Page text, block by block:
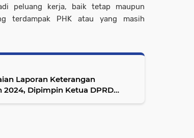
peluang kerja, baik tetap maupun
terdampak PHK atau yang masih
Laporan Keterangan
Dipimpin Ketua DPRD